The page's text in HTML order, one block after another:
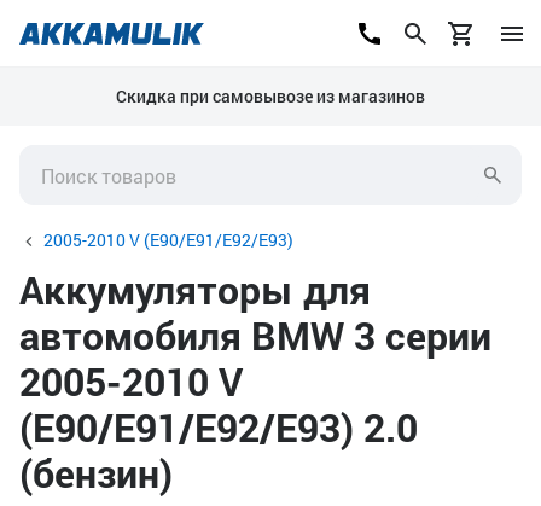
Скидка при самовывозе из магазинов
2005-2010 V (E90/E91/E92/E93)
Аккумуляторы для
автомобиля BMW 3 серии
2005-2010 V
(E90/E91/E92/E93) 2.0
(бензин)